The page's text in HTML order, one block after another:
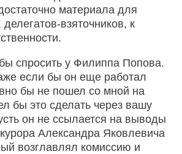
материала для
взяточников, к
спросить у Филиппа Попова.
если бы он еще работал
бы не пошел со мной на
бы это сделать через вашу
он не ссылается на выводы
Александра Яковлевича
возглавлял комиссию и